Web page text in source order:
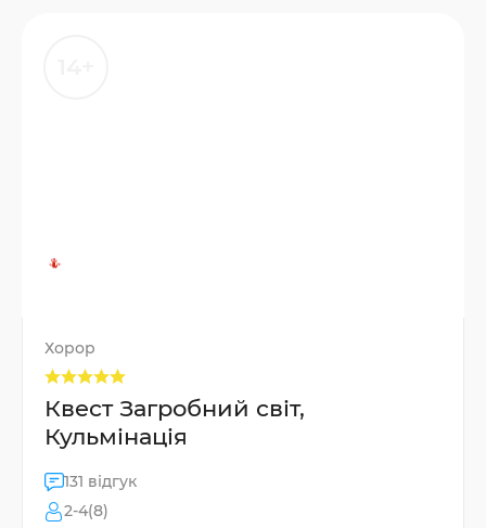
Хорор
Квест Загробний світ,
Кульмінація
131 відгук
2-4(8)